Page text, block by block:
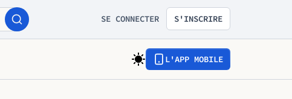
SE CONNECTER S'INSCRIRE
L'APP MOBILE